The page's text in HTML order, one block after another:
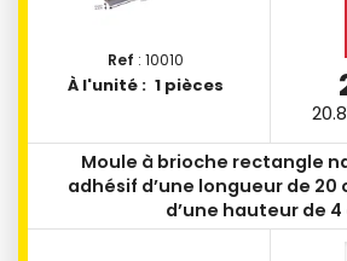
Ref : 10010
À l'unité : 1 pièces
Moule à brioche rectangle
adhésif d’une longueur de 20
d’une hauteur de 4